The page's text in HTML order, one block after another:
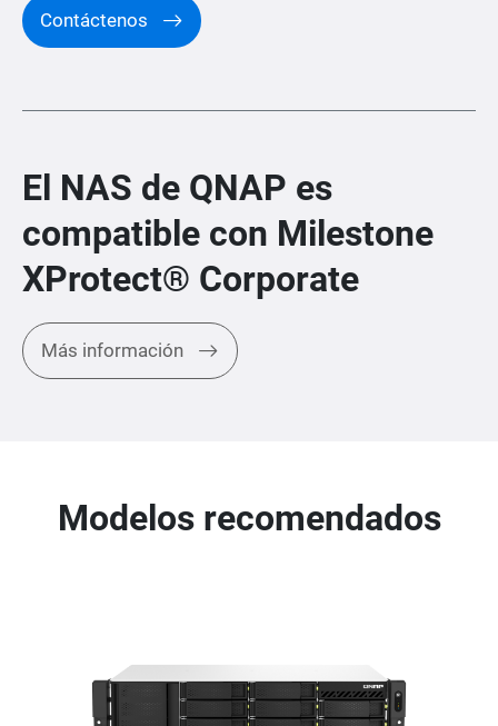
Contáctenos
El NAS de QNAP es
compatible con Milestone
XProtect® Corporate
Más información
Modelos recomendados